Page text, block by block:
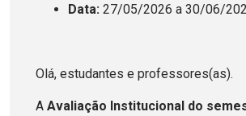
Data: 27/05/2026 a 30/06/
Olá, estudantes e professores(as).
A Avaliação Institucional do